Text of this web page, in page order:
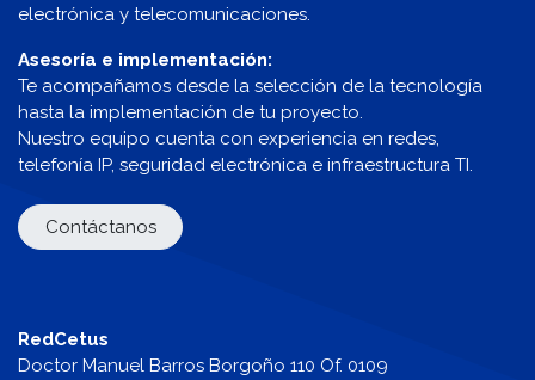
electrónica y telecomunicaciones.
Asesoría e implementación:
Te acompañamos desde la selección de la tecnología
hasta la implementación de tu proyecto.
Nuestro equipo cuenta con experiencia en redes,
telefonía IP, seguridad electrónica e infraestructura TI.
Contáctanos
RedCetus
Doctor Manuel Barros Borgoño 110 Of. 0109